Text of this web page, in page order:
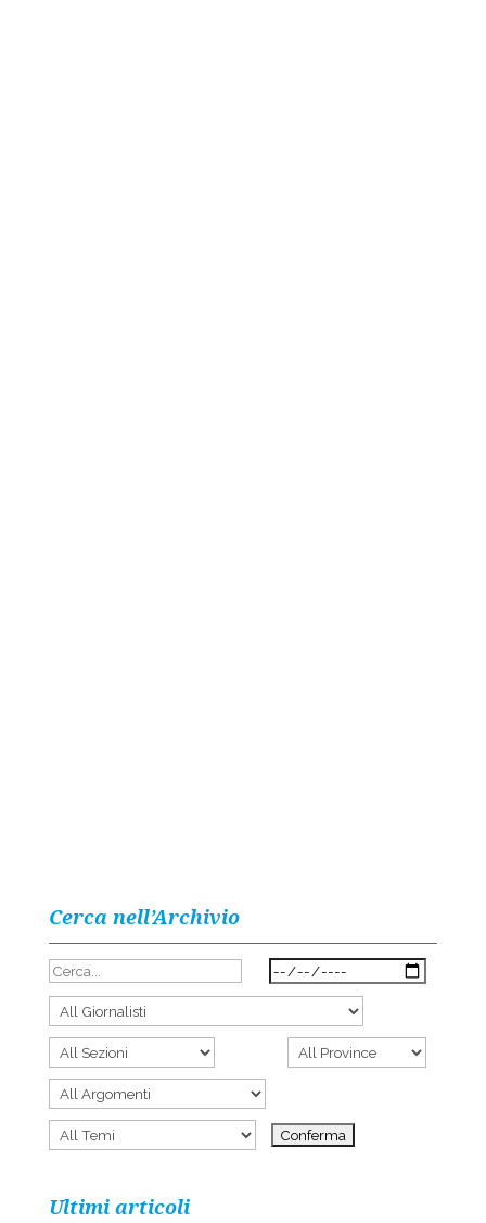
Cerca nell’Archivio
Ultimi articoli